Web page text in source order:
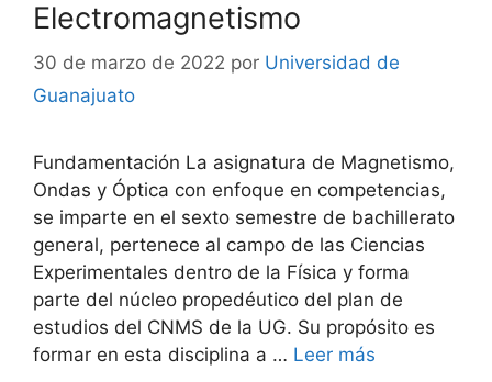
Electromagnetismo
30 de marzo de 2022 por Universidad de
Guanajuato
Fundamentación La asignatura de Magnetismo,
Ondas y Óptica con enfoque en competencias,
se imparte en el sexto semestre de bachillerato
general, pertenece al campo de las Ciencias
Experimentales dentro de la Física y forma
parte del núcleo propedéutico del plan de
estudios del CNMS de la UG. Su propósito es
formar en esta disciplina a … Leer más